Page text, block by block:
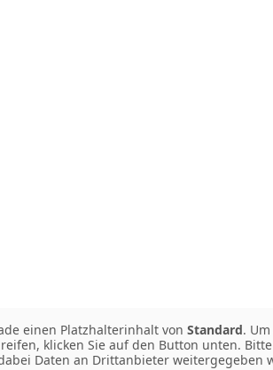
einen Platzhalterinhalt von Standard.
klicken Sie auf den Button unten.
Daten an Drittanbieter weitergegeben